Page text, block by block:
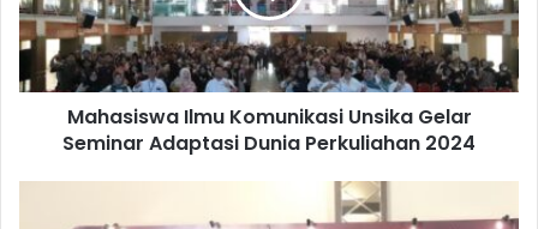
Seminar
Adaptasi
Dunia
Perkuliahan
Mahasiswa Ilmu Komunikasi Unsika Gelar
Seminar Adaptasi Dunia Perkuliahan 2024